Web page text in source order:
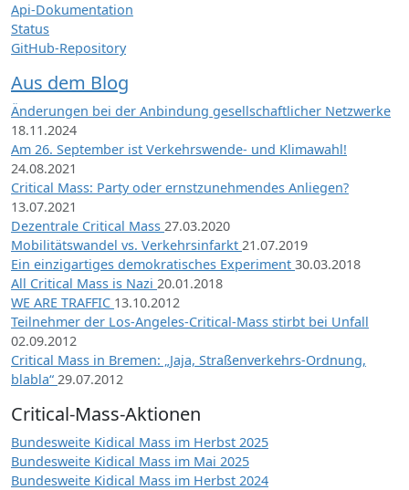
Api-Dokumentation
Status
GitHub-Repository
Aus dem Blog
Änderungen bei der Anbindung gesellschaftlicher Netzwerke
18.11.2024
Am 26. September ist Verkehrswende- und Klimawahl!
24.08.2021
Critical Mass: Party oder ernstzunehmendes Anliegen?
13.07.2021
Dezentrale Critical Mass 27.03.2020
Mobilitätswandel vs. Verkehrsinfarkt 21.07.2019
Ein einzigartiges demokratisches Experiment 30.03.2018
All Critical Mass is Nazi 20.01.2018
WE ARE TRAFFIC 13.10.2012
Teilnehmer der Los-Angeles-Critical-Mass stirbt bei Unfall
02.09.2012
Critical Mass in Bremen: „Jaja, Straßenverkehrs-Ordnung,
blabla“ 29.07.2012
Critical-Mass-Aktionen
Bundesweite Kidical Mass im Herbst 2025
Bundesweite Kidical Mass im Mai 2025
Bundesweite Kidical Mass im Herbst 2024